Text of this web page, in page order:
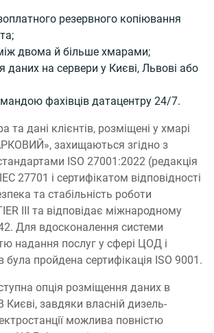
резервного копіювання
двома й більше хмарами;
даних на сервери у Києві, Львові або
фахівців датацентру 24/7.
та дані клієнтів, розміщені у хмарі
захищаються згідно з
ISO 27001:2022 (редакція
27701 і сертифікатом відповідності
та стабільність роботи
III та відповідає міжнародному
Для вдосконалення системи
надання послуг у сфері ЦОД і
була пройдена сертифікація ISO 9001.
опція розміщення даних в
Києві, завдяки власній дизель-
можлива повністю